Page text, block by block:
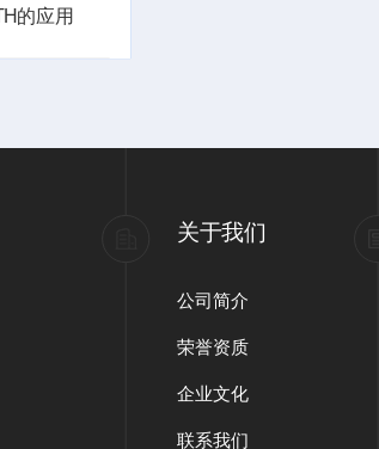
的应用
关于我们
公司简介
荣誉资质
企业文化
联系我们